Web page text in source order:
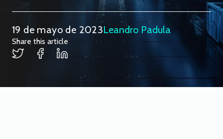
19 de mayo de 2023Leandro Padula
Share this article